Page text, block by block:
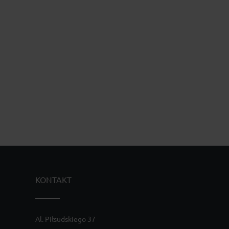
KONTAKT
Al. Piłsudskiego 37